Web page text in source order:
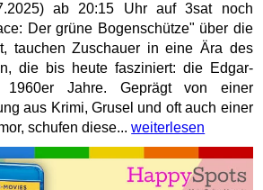
ab 20:15 Uhr auf 3sat noch
Der grüne Bogenschütze" über die
tauchen Zuschauer in eine Ära des
die bis heute fasziniert: die Edgar-
1960er Jahre. Geprägt von einer
aus Krimi, Grusel und oft auch einer
schufen diese...weiterlesen